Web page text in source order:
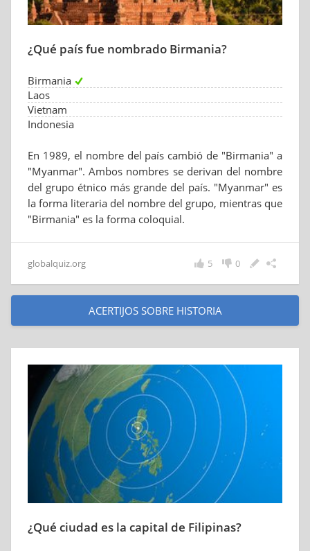
¿Qué país fue nombrado Birmania?
Birmania
Laos
Vietnam
Indonesia
En 1989, el nombre del país cambió de "Birmania" a
"Myanmar". Ambos nombres se derivan del nombre
del grupo étnico más grande del país. "Myanmar" es
la forma literaria del nombre del grupo, mientras que
"Birmania" es la forma coloquial.
globalquiz.org 0
5
ACERTIJOS SOBRE HISTORIA
¿Qué ciudad es la capital de Filipinas?